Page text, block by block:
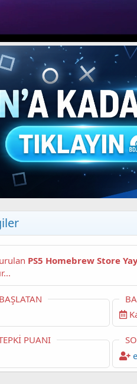
oluşturulan PS5 Homebrew Store
PUANI